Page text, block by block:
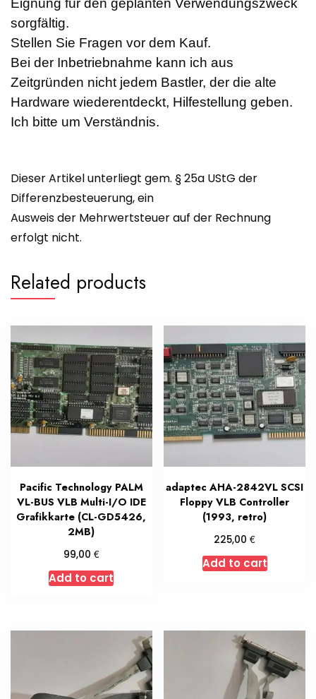
Eignung für den geplanten Verwendungszweck
sorgfältig.
Stellen Sie Fragen vor dem Kauf.
Bei der Inbetriebnahme kann ich aus
Zeitgründen nicht jedem Bastler, der die alte
Hardware wiederentdeckt, Hilfestellung geben.
Ich bitte um Verständnis.
Dieser Artikel unterliegt gem. § 25a UStG der
Differenzbesteuerung, ein
Ausweis der Mehrwertsteuer auf der Rechnung
erfolgt nicht.
Related products
Pacific Technology PALM
VL-BUS VLB Multi-I/O IDE
Grafikkarte (CL-GD5426,
2MB)
99,00 €
Add to cart
adaptec AHA-2842VL SCSI
Floppy VLB Controller
(1993, retro)
225,00€
Add to cart